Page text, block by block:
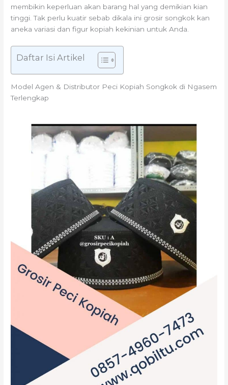
membikin keperluan akan barang hal yang demikian kian
tinggi. Tak perlu kuatir sebab dikala ini grosir songkok kan
aneka variasi dan figur kopiah kekinian untuk Anda.
Daftar Isi Artikel
Model Agen & Distributor Peci Kopiah Songkok di Ngasem
Terlengkap